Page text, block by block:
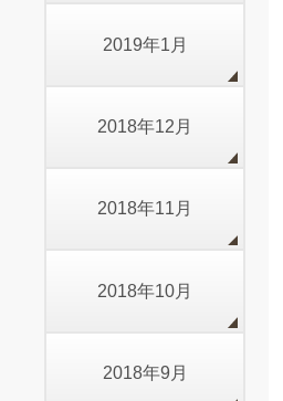
2019年1月
2018年12月
2018年11月
2018年10月
2018年9月